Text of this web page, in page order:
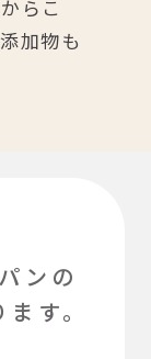
らこ
加物も
ンの
す。